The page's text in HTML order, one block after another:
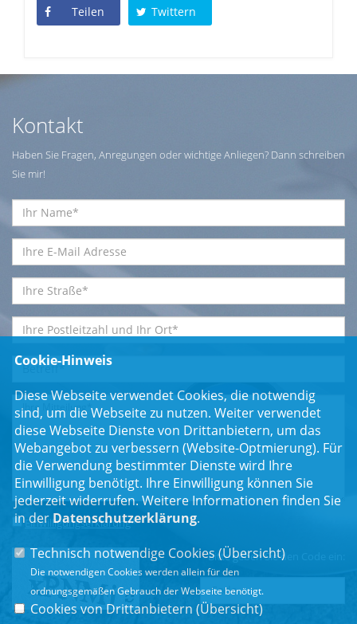
Teilen Twittern
Kontakt
Haben Sie Fragen, Anregungen oder wichtige Anliegen? Dann schreiben
Sie mir!
Einwilligungserklärung*
Bitte geben Sie den Code ein:
Cookie-Hinweis
Diese Webseite verwendet Cookies, die notwendig
sind, um die Webseite zu nutzen. Weiter verwendet
diese Webseite Dienste von Drittanbietern, um das
Webangebot zu verbessern (Website-Optmierung). Für
die Verwendung bestimmter Dienste wird Ihre
Einwilligung benötigt. Ihre Einwilligung können Sie
jederzeit widerrufen. Weitere Informationen finden Sie
in der Datenschutzerklärung.
Technisch notwendige Cookies (Übersicht)
Die notwendigen Cookies werden allein für den
ordnungsgemäßen Gebrauch der Webseite benötigt.
Cookies von Drittanbietern (Übersicht)